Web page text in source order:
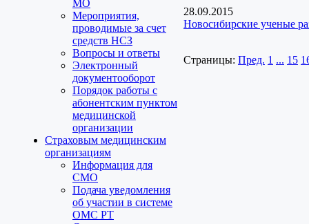
МО
Мероприятия,
проводимые за счет
средств НСЗ
Вопросы и ответы
Электронный
документооборот
Порядок работы с
абонентским пунктом
медицинской
организации
Страховым медицинским
организациям
Информация для
СМО
Подача уведомления
об участии в системе
ОМС РТ
28.09.2015
Новосибирские ученые
Страницы: Пред. 1 ... 15